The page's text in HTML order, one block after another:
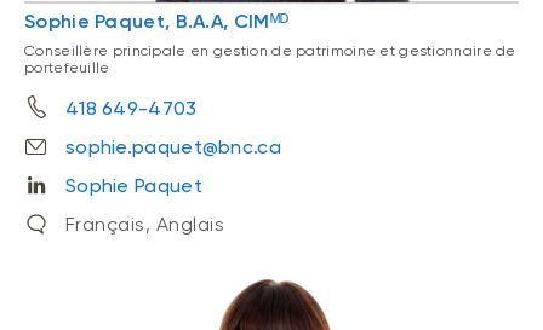
Sophie Paquet, B.A.A, CIMᴹᴰ
Conseillère principale en gestion de patrimoine et gestionnaire de
portefeuille
418 649-4703
sophie.paquet@bnc.ca
Sophie Paquet
Français, Anglais